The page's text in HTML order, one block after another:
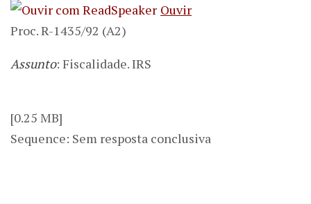
Ouvir
Proc. R-1435/92 (A2)
Assunto: Fiscalidade. IRS
[0.25 MB]
Sequence: Sem resposta conclusiva